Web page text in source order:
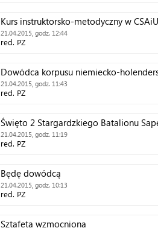
Kurs instruktorsko-metodyczny w CSAiU
21.04.2015, godz. 12:44
red. PZ
Dowódca korpusu niemiecko-
21.04.2015, godz. 11:43
red. PZ
Święto 2 Stargardzkiego Batalionu
21.04.2015, godz. 11:19
red. PZ
Będę dowódcą
21.04.2015, godz. 10:13
red. PZ
Sztafeta wzmocniona